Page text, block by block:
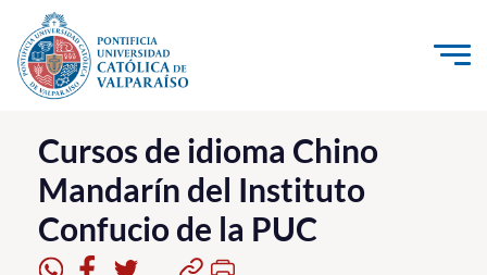
Click acá para ir directamente al contenido
La Universidad
Investigación, Creación e Innovación
PUCV Internacional
Vinculación con el Medio
Cursos de idioma Chino
Mandarín del Instituto
Confucio de la PUC